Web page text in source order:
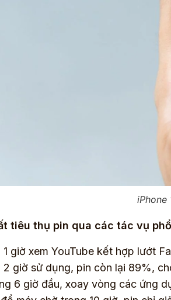
iPhone
tiêu thụ pin qua các tác vụ
1 giờ xem YouTube kết hợp lướt
2 giờ sử dụng, pin còn lại 89%,
6 giờ đầu, xoay vòng các ứng